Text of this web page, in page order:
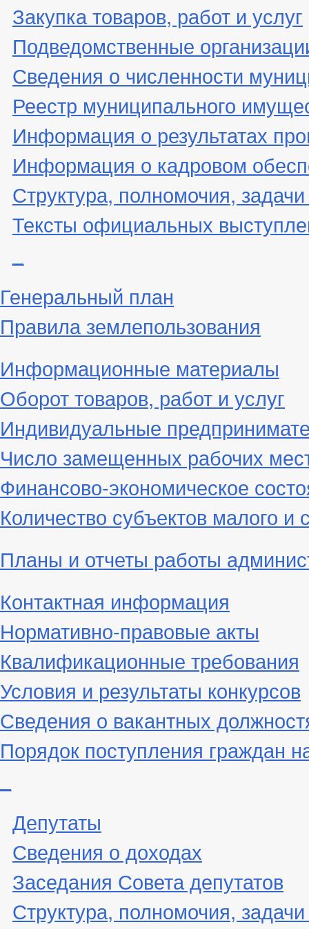
Закупка товаров, работ и услуг
Подведомственные
Сведения о численности
Реестр муниципального
Информация о результатах
Информация о кадровом
Структура, полномочия,
Тексты официальных
Генеральный план
Правила землепользования
Информационные материалы
Оборот товаров, работ и услуг
Индивидуальные
Число замещенных рабочих
Финансово-экономическое
Количество субъектов малого и
Планы и отчеты работы
Контактная информация
Нормативно-правовые акты
Квалификационные требования
Условия и результаты конкурсов
Сведения о вакантных
Порядок поступления граждан
Депутаты
Сведения о доходах
Заседания Совета депутатов
Структура, полномочия,